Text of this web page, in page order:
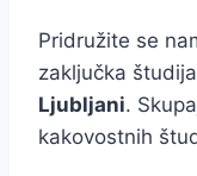
Pridružite se
zaključka
Ljubljani.
kakovostnih